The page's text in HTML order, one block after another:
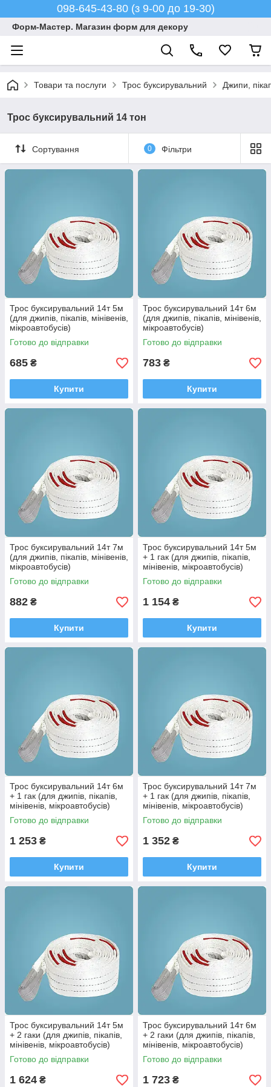
098-645-43-80 (з 9-00 до 19-30)
Форм-Мастер. Магазин форм для декору
Товари та послуги Трос буксирувальний Джипи,
Трос буксирувальний 14 тон
Сортування 0 Фільтри
Трос буксирувальний 14т 5м
(для джипів, пікапів, мінівенів,
мікроавтобусів)
Готово до відправки
685 ₴
Купити
Трос буксирувальний 14т 6м
(для джипів, пікапів, мінівенів,
мікроавтобусів)
Готово до відправки
783 ₴
Купити
Трос буксирувальний 14т 7м
(для джипів, пікапів, мінівенів,
мікроавтобусів)
Готово до відправки
882 ₴
Купити
Трос буксирувальний 14т 5м
+ 1 гак (для джипів, пікапів,
мінівенів, мікроавтобусів)
Готово до відправки
1 154 ₴
Купити
Трос буксирувальний 14т 6м
+ 1 гак (для джипів, пікапів,
мінівенів, мікроавтобусів)
Готово до відправки
1 253 ₴
Купити
Трос буксирувальний 14т 7м
+ 1 гак (для джипів, пікапів,
мінівенів, мікроавтобусів)
Готово до відправки
1 352 ₴
Купити
Трос буксирувальний 14т 5м
+ 2 гаки (для джипів, пікапів,
мінівенів, мікроавтобусів)
Готово до відправки
1 624 ₴
Трос буксирувальний 14т 6м
+ 2 гаки (для джипів, пікапів,
мінівенів, мікроавтобусів)
Готово до відправки
1 723 ₴